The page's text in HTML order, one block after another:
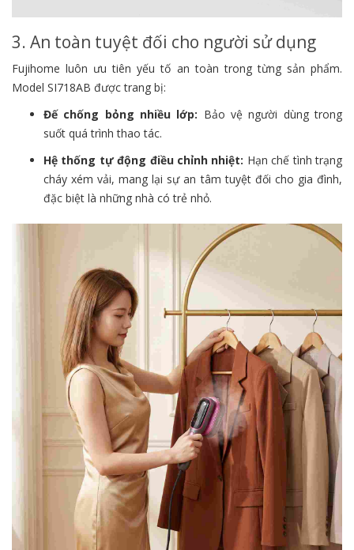
3. An toàn tuyệt đối cho người sử dụng
Fujihome luôn ưu tiên yếu tố an toàn trong từng sản phẩm.
Model SI718AB được trang bị:
Đế chống bỏng nhiều lớp: Bảo vệ người dùng trong
suốt quá trình thao tác.
Hệ thống tự động điều chỉnh nhiệt: Hạn chế tình trạng
cháy xém vải, mang lại sự an tâm tuyệt đối cho gia đình,
đặc biệt là những nhà có trẻ nhỏ.